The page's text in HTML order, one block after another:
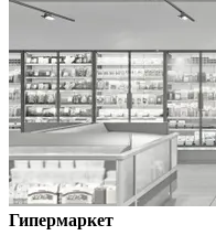
Гипермаркет